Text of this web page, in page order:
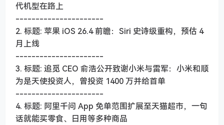
代机型在路上
----------------------
2. 标题: 苹果 iOS 26.4 前瞻：Siri 史诗级重构，预估 4
月上线
----------------------
3. 标题: 追觅 CEO 俞浩公开致谢小米与雷军：小米和顺
为是天使投资人，曾投资 1400 万并给首单
----------------------
4. 标题: 阿里千问 App 免单范围扩展至天猫超市，一句
话就能买零食、日用等多种商品